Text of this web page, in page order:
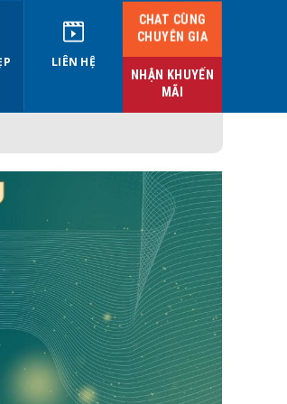
LIÊN HỆ
CHAT CÙNG
CHUYÊN GIA
NHẬN KHUYẾN
MÃI